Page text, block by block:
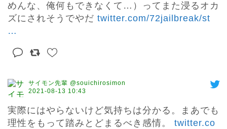
めんな、俺何もできなくて…）ってまた浸るオカ
ズにされそうでやだ twitter.com/72jailbreak/st
…
サイモン先輩 @souichirosimon
2021-08-13 10:43
実際にはやらないけど気持ちは分かる。まあでも
理性をもって踏みとどまるべき感情。 twitter.co